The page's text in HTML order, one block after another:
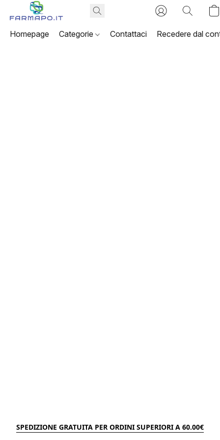
Homepage Categorie Contattaci Recedere dal
SPEDIZIONE GRATUITA PER ORDINI SUPERIORI A 60.00€